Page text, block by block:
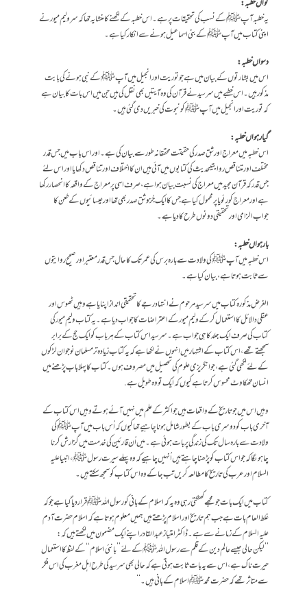
یہ خطبہ آپ ﷺ کے نسب کی تحقیقات پر ہے ۔اس خطبہ کے لکھنے کا منشا یہ تھا کہ سرولیم میور نے
اپنی کتاب میں آپ ﷺ کے بنی اسماعیل ہونے سے انکار کیاہے ۔
دسواں خطبہ :
اس میں بشارتوں کے بیان میں ہے جو توریت اور انجیل میں آپ ﷺ کے نبی ہونے کی بابت
مذکور ہیں ۔اس خطبے میں سرسید نے قرآن کی وہ آیتیں بھی نقل کی ہیں جن میں اس بات کا بیان ہے
کہ توریت اور انجیل میں آپ ﷺ کو نبوت کی خبریں دی گئی ہیں ۔
گیارہواں خطبہ :
اس خطبہ میں معراج اور شق صدر کی حقیقت محققانہ طور سے بیان کی ہے ۔اور اس باب میں جس قدر
مختلف اور متناقص روایتیںحدیث کی کتابوں میں آئی ہیں ان کا اختلاف اور تناقص دکھایا اور اس لئے
جس قدر کہ قرآن مجید میں معراج کی نسبت بیان ہوا ہے ،صرف اسی پر معراج کے واقعہ کا انحصار رکھا
ہے اور معراج کو رئویا پر محمول کیا ہے جس کا ایک جُز و شق صدر بھی تھا اور عیسائیوں کے طعن کا
جواب الزامی اور تحقیقی دونوں طرح کا دیا ہے ۔
بارہواں خطبہ :
اس خطبہ میں آپ ﷺ کی ولادت سے بارہ برس کی عمر تک کا حال جس قدر معتبر اور صحیح روایتوں
سے ثابت ہوتا ہے ،بیان کیا ہے ۔
الغرض مذکورہ کتاب میں سرسید مرحوم نے انتہا درجے کا تحقیقی انداز اپنایا ہے وہیں ٹھوس اور
عقلی دالائل کا استعمال کر کے ولیم میور کے اعتراضات کا جواب دیا ہے ۔یہ کتاب ولیم میور کی
کتاب کی صرف ایک جلد کا ہی جواب ہے ۔سرسید اس کتاب کے ہر باب کو ایک حج کے برابر
سمجھتے تھے ،اس کتاب کے اشتہار میں انہوں نے لکھا ہے کہ یہ کتاب زیادہ تر مسلمان نوجوان لڑکوں
کے لئے لکھی گئی ہے،جو انگریزی علوم کی تحصیل میں مصروف ہوں ۔کتاب کا پہلا باب پڑھنے میں
انسان تھکاوٹ محسوس کرتا ہے کیوں کہ ایک تو وہ طویل ہے.
وہیں اس میں جو تاریخ کے واقعات ہیں جو اکثر کے علم میں نہیں آئے ہوتے وہیں اس کتاب کے
آخری باب کو دوسری باب کے بطور شامل ہونا چاہیے تھا کیوں کہ اُس باب میں آپﷺ کی
ولادت سے بارہ سال تک کی زندگی پر بات ہوئی ہے۔میں اُن قارئین کی خدمت میں گزارش کرنا
چاہوںگا کہ جو اس کتاب کو پڑھنا چاہتے ہیں اُنہیں چاہیے کہ وہ پہلے سیرت رسول ﷺ ،انبیا علیہ
السلام اور عرب کی تاریخ کا مطالعہ کریں تب جا کے وہ اس کتاب کو سمجھ سکتے ہیں۔
کتاب میں ایک بات جو مجھے کھٹکتی رہی وہ یہ کہ اسلام کے بانی کو رسول اللہ ﷺ قرار دیا گیا ہے جو کہ
غلط العام بات ہے جب ہم تاریخ اور اسلام پڑھتے ہیں ہمیں معلوم ہوتا ہے کہ اسلام حضرت آدم
علیہ السلام کے زمانے سے ہے۔ ڈاکٹر امتیاز عبدالقادر اپنے ایک مضمون میں لکھتے ہیں کہ:
’’لیکن حالی جیسے عالم دین کے قلم سے رسول اللہ ﷺ کے لئے ’’بانئی اسلام‘‘ کے لفظ کا استعمال
حیرت ناک ہے ،اس سے یہ بات ثابت ہوتی ہے کہ حالی بھی سرسید کی طرح اہل مغرب کی اس فکر
سے متاثر تھے کہ حضرت محمد ﷺ اسلام کے بانی ہیں ۔‘‘